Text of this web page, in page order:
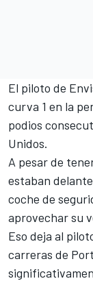
El piloto de
curva 1 en la
podios
Unidos.
A pesar de
estaban
coche de
aprovechar su
Eso deja al
carreras de